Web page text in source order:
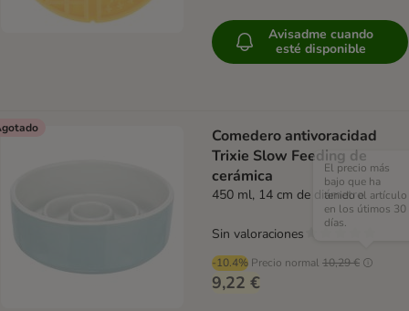
Avisadme cuando
esté disponible
Comedero antivoracidad
Trixie Slow Feeding de
cerámica
450 ml, 14 cm de diámetro
-10.4% Precio normal 10,29 €
El precio más
bajo que ha
tenido el artículo
en los útimos 30
días.
9,22 €
Sin valoraciones